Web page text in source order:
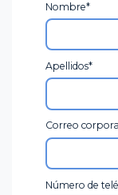
Nombre*
Apellidos*
Correo
Número de